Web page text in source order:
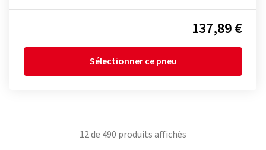
137,89 €
Sélectionner ce pneu
12de 490 produits affichés